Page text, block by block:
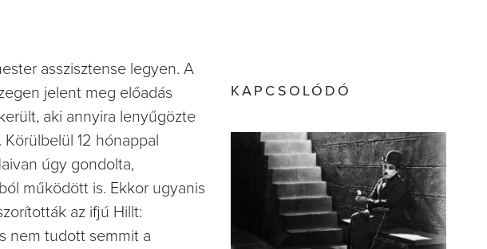
KAPCSOLÓDÓ
asszisztense legyen. A
jelent meg előadás
aki annyira lenyűgözte
12 hónappal
úgy gondolta,
működött is. Ekkor ugyanis
az ifjú Hillt:
nem tudott semmit a